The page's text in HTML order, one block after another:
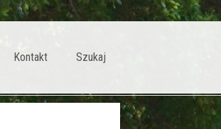
Kontakt Szukaj